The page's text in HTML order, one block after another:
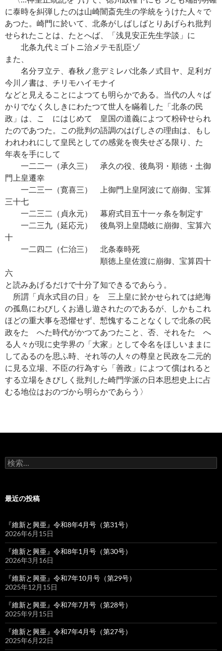
に泰時を糾弾したのは山崎闇斎先生の学統をうけた人々で
あつた。崎門に於いて、北条がしばしばとりあげられ批判
せられたことは、たとへば、「浅見安正先生学談」に
北条九代ミゴトニ治メテモ乱臣ゾ
また、
名分ヲ立テ、春秋ノ意デミレバ北条ノ式目ヤ、足利ガ
今川ノ書は、チリモハイモナイ
などと見えることによつても明らかである。当代の人々ば
かりでなく久しきにわたつて世人を瞞着した「北条の民
政」は、こゝにはじめて 皇国の道義によつて粉砕せられ
たのであつた。この批判の語調のはげしさの理由は、もし
われわれにして皇民としての感覚を喪失せざる限り、たゞ
年表を手にして
一二二一（承久三） 承久の役、後鳥羽・順徳・土御
門上皇遷幸
一二三一（寛喜三） 上御門上皇阿波にて崩御、宝算
三十七
一二三二（貞永元） 幕府式目五十一ヶ条を制定す
一二三九（延応元） 後鳥羽上皇隠岐に崩御、宝算六
十
一二四二（仁治三） 北条泰時死
順徳上皇佐渡に崩御、宝算四十
六
と読みあげるだけで十分了知できるであらう。
所謂「貞永式目の日」を 三上皇に於かせられては絶海
の孤島にわびしくお過し遊されたのであるが、しかもこれ
ほどの重大事を恐懼せず、慙愧することなくしで北条の民
政をたゝへた時代がかつてあつたこと、否、それをたゝへ
る人々が現に史学界の「大家」として令名をほしいままに
してゐるのを思ふ時、それ等の人々の尊皇と民政を二元的
に見る立場、不臣の行為すら「善政」によつて償はれると
する立場をきびしく批判した崎門学派の日本思想史上に占
むる地位はおのづから明らかであらう〉
検
索:
最近の投稿
『維新と興亜』令和8年4月号（第31号）
2026年6月15日
『維新と興亜』令和8年1月号（第30号）
2026年3月16日
『維新と興亜』令和7年10月号（第29号）
2025年12月15日
『維新と興亜』令和7年7月号（第28号）
2025年9月15日
『維新と興亜』令和7年4月号（第27号）
2025年6月22日